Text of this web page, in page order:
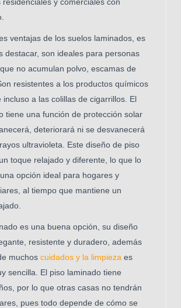
ventajas de los suelos laminados, es
destacar, son ideales para personas
no acumulan polvo, escamas de
resistentes a los productos químicos
incluso a las colillas de cigarrillos. El
tiene una función de protección solar
deteriorará ni se desvanecerá
ultravioleta. Este diseño de piso
toque relajado y diferente, lo que lo
opción ideal para hogares y
al tiempo que mantiene un
es una buena opción, su diseño
resistente y duradero, además
muchos cuidados y la limpieza es
sencilla. El piso laminado tiene
por lo que otras casas no tendrán
pues todo depende de cómo se